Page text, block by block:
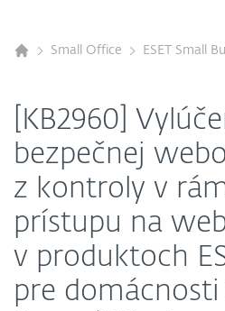
Small Office ESET Small
[KB2960]
bezpečnej
z kontroly v
prístupu na
v produktoch
pre domácnosti